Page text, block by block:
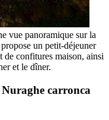
vue panoramique sur la
un petit-déjeuner
de confitures maison, ainsi
et le dîner.
Nuraghe carronca